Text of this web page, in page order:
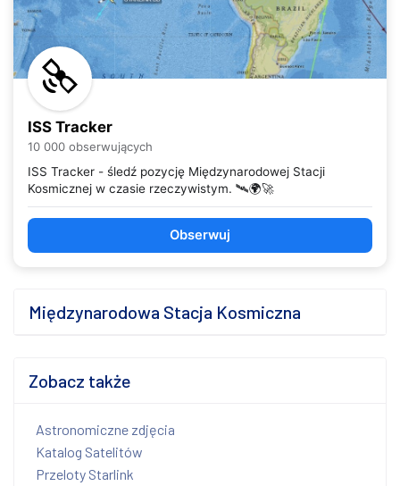
ISS Tracker
10 000 obserwujących
ISS Tracker - śledź pozycję Międzynarodowej Stacji
Kosmicznej w czasie rzeczywistym. 🛰️🌍🚀
Obserwuj
Międzynarodowa Stacja Kosmiczna
Zobacz także
Astronomiczne zdjęcia
Katalog Satelitów
Przeloty Starlink